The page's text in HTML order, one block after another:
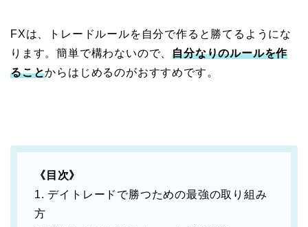
FXは、トレードルールを自分で作ると勝てるようにな
ります。簡単で構わないので、自分なりのルールを作
ることからはじめるのがおすすめです。
《目次》
1. デイトレードで勝つための最強の取り組み
方